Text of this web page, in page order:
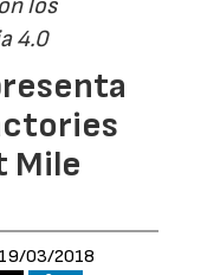
los
4.0
Mile
19/03/2018